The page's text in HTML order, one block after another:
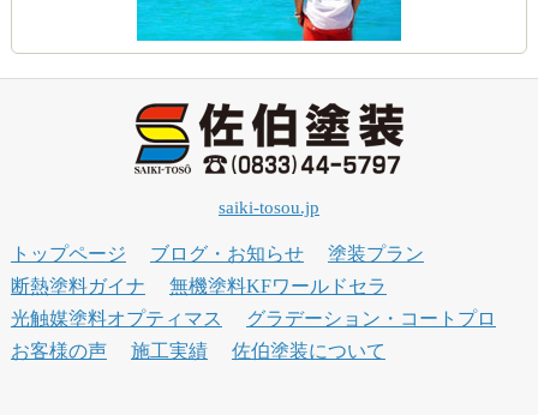
saiki-tosou.jp
トップページ ブログ・お知らせ
塗装プラン
断熱塗料ガイナ
無機塗料KFワールドセラ
光触媒塗料オプティマス
グラデーション・コートプロ
お客様の声
施工実績 佐伯塗装について